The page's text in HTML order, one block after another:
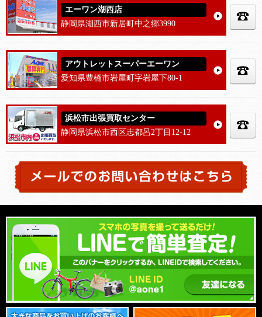
エーワン湖西店
静岡県湖西市新居町中之郷3990
アウトレットスーパーエーワン
愛知県豊橋市岩屋町字岩屋下80-1
浜松市出張買取センター
静岡県浜松市西区志都呂2丁目12-12